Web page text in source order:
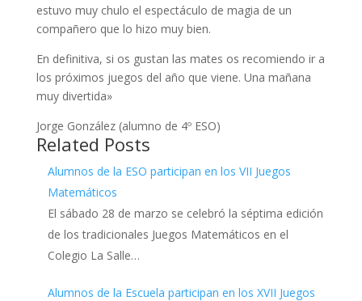
estuvo muy chulo el espectáculo de magia de un
compañero que lo hizo muy bien.
En definitiva, si os gustan las mates os recomiendo ir a
los próximos juegos del año que viene. Una mañana
muy divertida»
Jorge González (alumno de 4º ESO)
Related Posts
Alumnos de la ESO participan en los VII Juegos
Matemáticos
El sábado 28 de marzo se celebró la séptima edición
de los tradicionales Juegos Matemáticos en el
Colegio La Salle…
Alumnos de la Escuela participan en los XVII Juegos